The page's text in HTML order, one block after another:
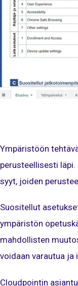
Ympäristöön
perusteellisesti
syyt, joiden
Suositellut
ympäristön
mahdollisten
voidaan varautua
Cloudpointin